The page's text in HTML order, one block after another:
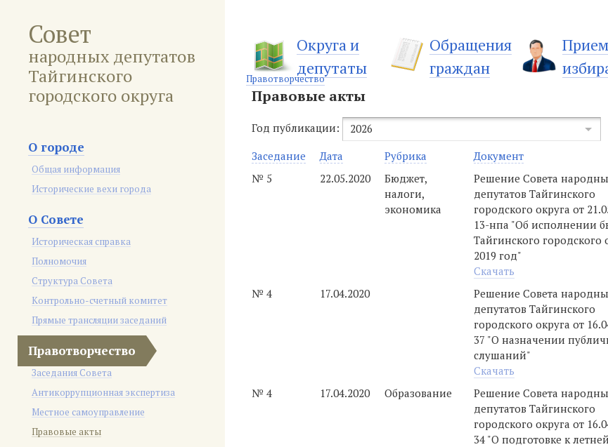
Совет
народных депутатов
Тайгинского
городского округа
О городе
Общая информация
Исторические вехи города
О Совете
Историческая справка
Полномочия
Структура Совета
Контрольно-счетный комитет
Прямые трансляции заседаний
Правотворчество
Заседания Совета
Антикоррупционная экспертиза
Местное самоуправление
Правовые акты
Округа и
депутаты
Обращения
граждан
Прием
Правотворчество
Правовые акты
Год публикации:
2026
Заседание
Дата Рубрика
Документ
№ 5
22.05.2020
Бюджет,
налоги,
экономика
Решение Совета
депутатов Тайгинского
городского округа от
13-нпа "Об исполнении
Тайгинского городского
2019 год"
Скачать
№ 4
17.04.2020
Решение Совета
депутатов Тайгинского
городского округа от
37 "О назначении
слушаний"
Скачать
№ 4
17.04.2020 Образование
Решение Совета
депутатов Тайгинского
городского округа от
34 "О подготовке к летней